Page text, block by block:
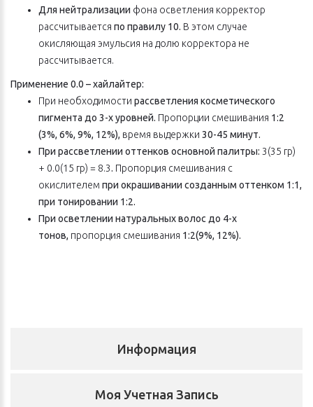
Для нейтрализации фона осветления корректор
рассчитывается по правилу 10. В этом случае
окисляющая эмульсия на долю корректора не
рассчитывается.
Применение 0.0 – хайлайтер:
При необходимости рассветления косметического
пигмента до 3-х уровней. Пропорции смешивания 1:2
(3%, 6%, 9%, 12%), время выдержки 30-45 минут.
При рассветлении оттенков основной палитры: 3(35 гр)
+ 0.0(15 гр) = 8.3. Пропорция смешивания с
окислителем при окрашивании созданным оттенком 1:1,
при тонировании 1:2.
При осветлении натуральных волос до 4-х
тонов, пропорция смешивания 1:2(9%, 12%).
Информация
Моя Учетная Запись